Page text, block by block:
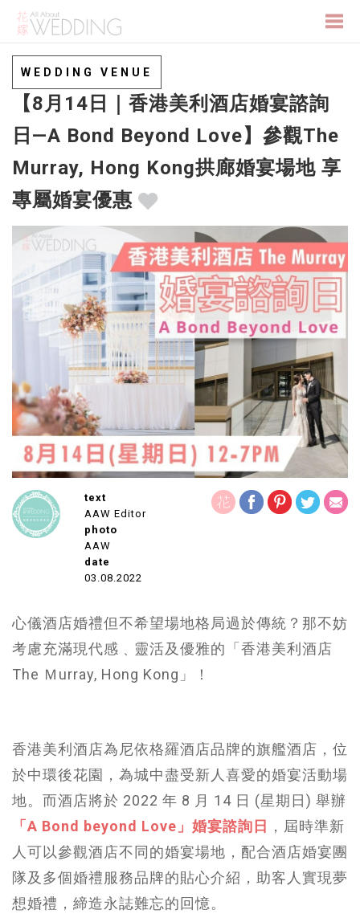
WEDDING VENUE
【8月14日｜香港美利酒店婚宴諮詢
日—A Bond Beyond Love】參觀The
Murray, Hong Kong拱廊婚宴場地 享
專屬婚宴優惠
text
AAW Editor
photo
AAW
date
03.08.2022
心儀酒店婚禮但不希望場地格局過於傳統？那不妨
考慮充滿現代感﹑靈活及優雅的「香港美利酒店
The Ｍurray, Hong Kong」！
香港美利酒店為尼依格羅酒店品牌的旗艦酒店，位
於中環後花園，為城中盡受新人喜愛的婚宴活動場
地。而酒店將於 2022 年 8 月 14 日 (星期日) 舉辦
「A Bond beyond Love」婚宴諮詢日 ，屆時準新
人可以參觀酒店不同的婚宴場地，配合酒店婚宴團
隊及多個婚禮服務品牌的貼心介紹，助客人實現夢
想婚禮，締造永誌難忘的回憶。